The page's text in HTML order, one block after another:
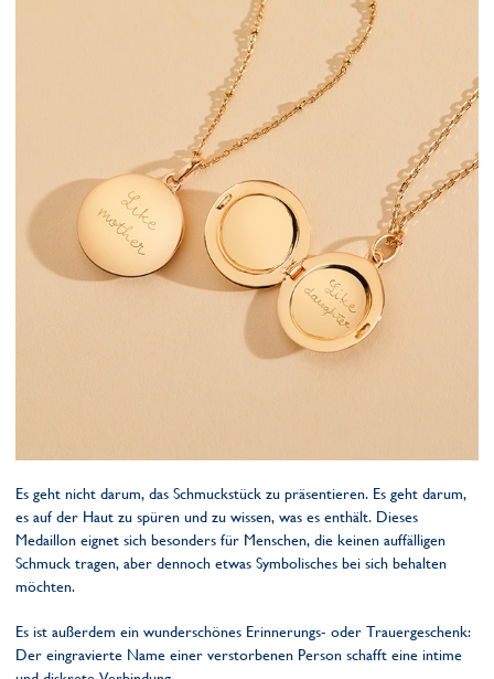
Es geht nicht darum, das Schmuckstück zu präsentieren. Es geht darum,
es auf der Haut zu spüren und zu wissen, was es enthält. Dieses
Medaillon eignet sich besonders für Menschen, die keinen auffälligen
Schmuck tragen, aber dennoch etwas Symbolisches bei sich behalten
möchten.
Es ist außerdem ein wunderschönes Erinnerungs- oder Trauergeschenk:
Der eingravierte Name einer verstorbenen Person schafft eine intime